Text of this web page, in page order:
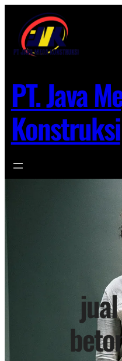
konten
PT. Java
Konstruksi